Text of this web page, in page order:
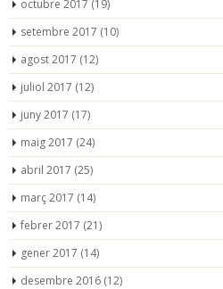
octubre 2017 (19)
setembre 2017 (10)
agost 2017 (12)
juliol 2017 (12)
juny 2017 (17)
maig 2017 (24)
abril 2017 (25)
març 2017 (14)
febrer 2017 (21)
gener 2017 (14)
desembre 2016 (12)